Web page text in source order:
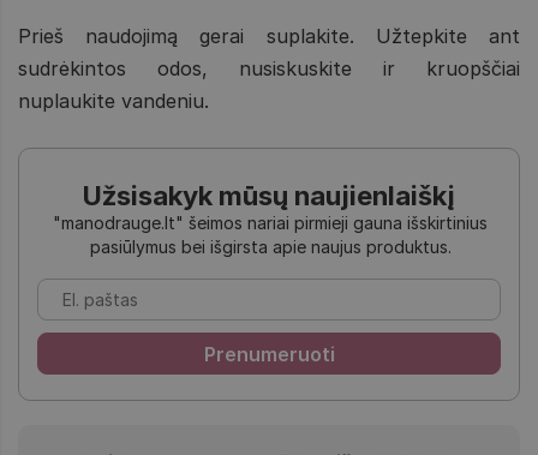
Prieš naudojimą gerai suplakite. Užtepkite ant
sudrėkintos odos, nusiskuskite ir kruopščiai
nuplaukite vandeniu.
Užsisakyk mūsų naujienlaiškį
"manodrauge.lt" šeimos nariai pirmieji gauna išskirtinius
pasiūlymus bei išgirsta apie naujus produktus.